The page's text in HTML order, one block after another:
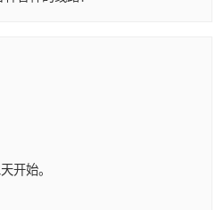
开始。